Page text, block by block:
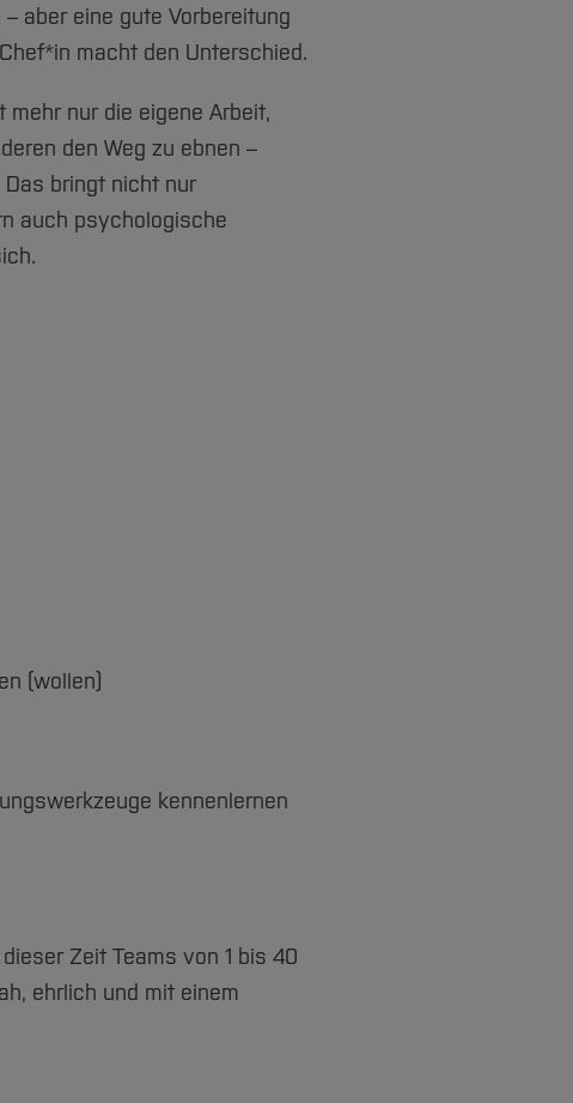
aber eine gute Vorbereitung
macht den Unterschied.
nur die eigene Arbeit,
den Weg zu ebnen –
bringt nicht nur
auch psychologische
(wollen)
kennenlernen
Zeit Teams von 1 bis 40
ehrlich und mit einem